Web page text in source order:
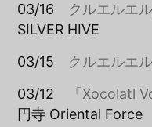
03/16 クルエルエ
SILVER HIVE
03/15 クルエルエ
03/12
「Xocolatl
円寺 Oriental Force